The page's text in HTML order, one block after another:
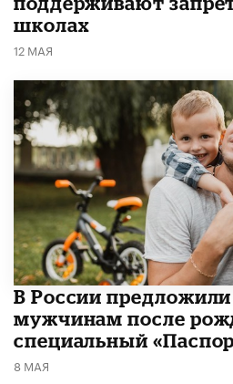
школах
12 МАЯ
В России предложили
мужчинам после
специальный
8 МАЯ